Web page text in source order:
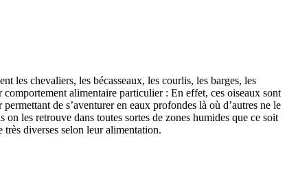
les chevaliers, les bécasseaux, les courlis, les barges, les
alimentaire particulier : En effet, ces oiseaux sont
de s’aventurer en eaux profondes là où d’autres ne le
les retrouve dans toutes sortes de zones humides que ce soit
très diverses selon leur alimentation.